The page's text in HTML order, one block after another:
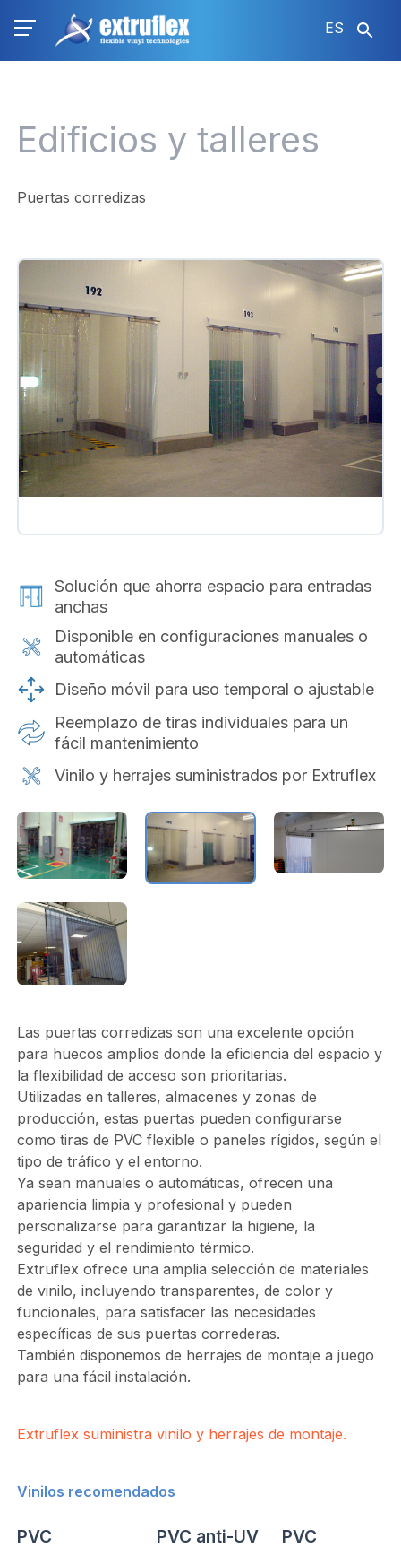
ES
Edificios y talleres
Puertas corredizas
Solución que ahorra espacio para entradas
anchas
Disponible en configuraciones manuales o
automáticas
Diseño móvil para uso temporal o ajustable
Reemplazo de tiras individuales para un
fácil mantenimiento
Vinilo y herrajes suministrados por Extruflex
Las puertas corredizas son una excelente opción
para huecos amplios donde la eficiencia del espacio y
la flexibilidad de acceso son prioritarias.
Utilizadas en talleres, almacenes y zonas de
producción, estas puertas pueden configurarse
como tiras de PVC flexible o paneles rígidos, según el
tipo de tráfico y el entorno.
Ya sean manuales o automáticas, ofrecen una
apariencia limpia y profesional y pueden
personalizarse para garantizar la higiene, la
seguridad y el rendimiento térmico.
Extruflex ofrece una amplia selección de materiales
de vinilo, incluyendo transparentes, de color y
funcionales, para satisfacer las necesidades
específicas de sus puertas correderas.
También disponemos de herrajes de montaje a juego
para una fácil instalación.
Extruflex suministra vinilo y herrajes de montaje.
Vinilos recomendados
PVC
PVC anti-UV
PVC